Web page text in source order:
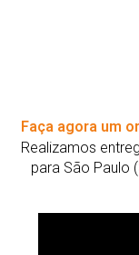
Faça agora um
Realizamos
para São Paulo